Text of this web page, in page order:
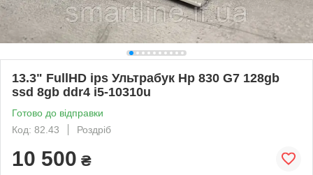
13.3" FullHD ips Ультрабук Hp 830 G7 128gb
ssd 8gb ddr4 i5-10310u
Готово до відправки
Код: 82.43
Роздріб
10 500 ₴